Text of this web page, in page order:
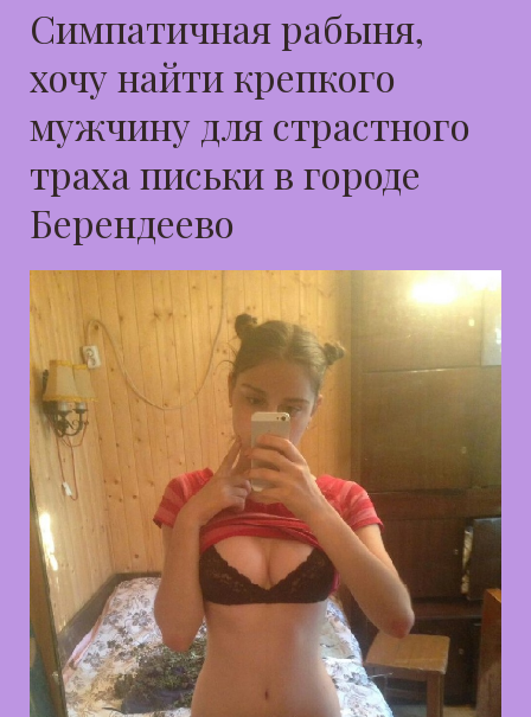
Симпатичная рабыня,
хочу найти крепкого
мужчину для страстного
траха письки в городе
Берендеево